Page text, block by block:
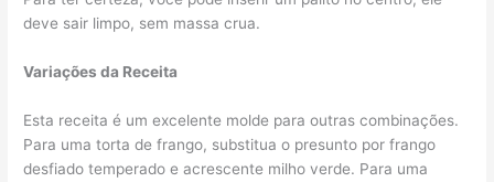
deve sair limpo, sem massa crua.
Variações da Receita
Esta receita é um excelente molde para outras combinações.
Para uma torta de frango, substitua o presunto por frango
desfiado temperado e acrescente milho verde. Para uma